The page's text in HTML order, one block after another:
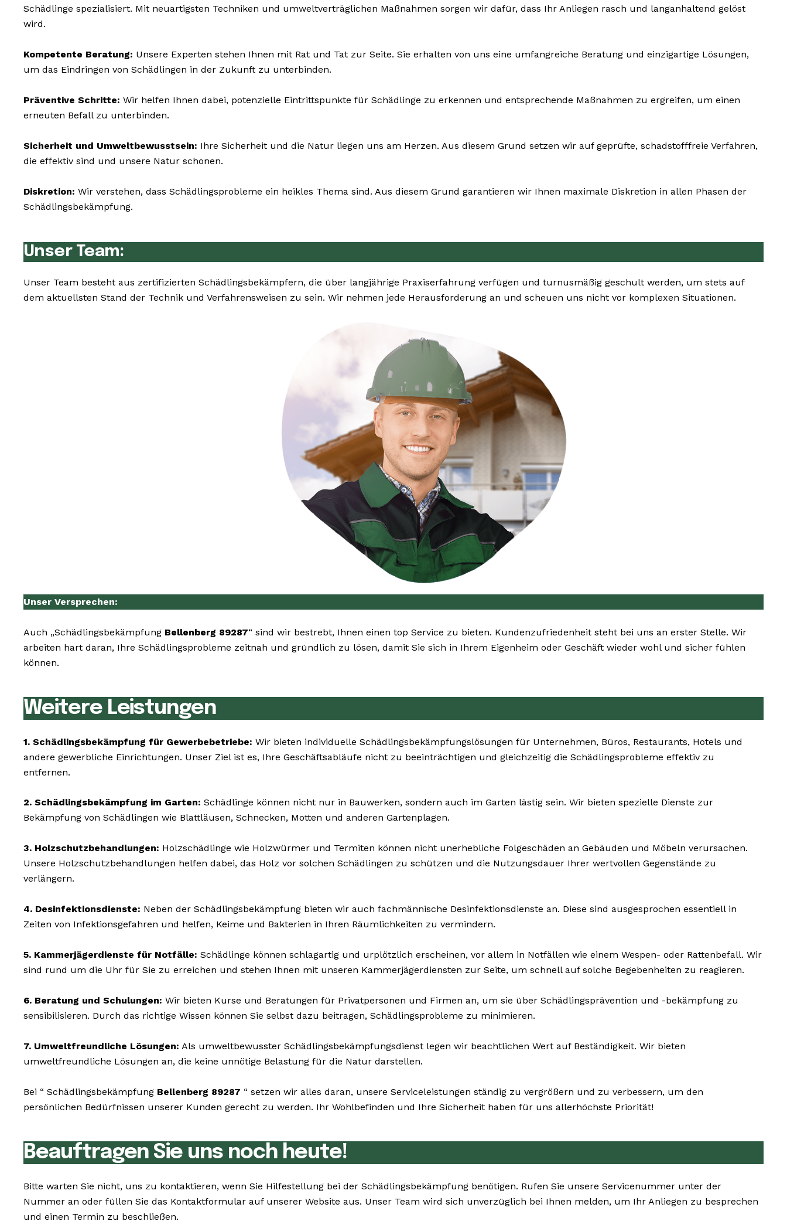
Schädlinge spezialisiert. Mit neuartigsten Techniken und umweltverträglichen Maßnahmen sorgen wir dafür, dass Ihr Anliegen rasch und langanhaltend gelöst
wird.
Kompetente Beratung: Unsere Experten stehen Ihnen mit Rat und Tat zur Seite. Sie erhalten von uns eine umfangreiche Beratung und einzigartige Lösungen,
um das Eindringen von Schädlingen in der Zukunft zu unterbinden.
Präventive Schritte: Wir helfen Ihnen dabei, potenzielle Eintrittspunkte für Schädlinge zu erkennen und entsprechende Maßnahmen zu ergreifen, um einen
erneuten Befall zu unterbinden.
Sicherheit und Umweltbewusstsein: Ihre Sicherheit und die Natur liegen uns am Herzen. Aus diesem Grund setzen wir auf geprüfte, schadstofffreie Verfahren,
die effektiv sind und unsere Natur schonen.
Diskretion: Wir verstehen, dass Schädlingsprobleme ein heikles Thema sind. Aus diesem Grund garantieren wir Ihnen maximale Diskretion in allen Phasen der
Schädlingsbekämpfung.
Unser Team:
Unser Team besteht aus zertifizierten Schädlingsbekämpfern, die über langjährige Praxiserfahrung verfügen und turnusmäßig geschult werden, um stets auf
dem aktuellsten Stand der Technik und Verfahrensweisen zu sein. Wir nehmen jede Herausforderung an und scheuen uns nicht vor komplexen Situationen.
Unser Versprechen:
Auch „Schädlingsbekämpfung Bellenberg 89287“ sind wir bestrebt, Ihnen einen top Service zu bieten. Kundenzufriedenheit steht bei uns an erster Stelle. Wir
arbeiten hart daran, Ihre Schädlingsprobleme zeitnah und gründlich zu lösen, damit Sie sich in Ihrem Eigenheim oder Geschäft wieder wohl und sicher fühlen
können.
Weitere Leistungen
1. Schädlingsbekämpfung für Gewerbebetriebe: Wir bieten individuelle Schädlingsbekämpfungslösungen für Unternehmen, Büros, Restaurants, Hotels und
andere gewerbliche Einrichtungen. Unser Ziel ist es, Ihre Geschäftsabläufe nicht zu beeinträchtigen und gleichzeitig die Schädlingsprobleme effektiv zu
entfernen.
2. Schädlingsbekämpfung im Garten: Schädlinge können nicht nur in Bauwerken, sondern auch im Garten lästig sein. Wir bieten spezielle Dienste zur
Bekämpfung von Schädlingen wie Blattläusen, Schnecken, Motten und anderen Gartenplagen.
3. Holzschutzbehandlungen: Holzschädlinge wie Holzwürmer und Termiten können nicht unerhebliche Folgeschäden an Gebäuden und Möbeln verursachen.
Unsere Holzschutzbehandlungen helfen dabei, das Holz vor solchen Schädlingen zu schützen und die Nutzungsdauer Ihrer wertvollen Gegenstände zu
verlängern.
4. Desinfektionsdienste: Neben der Schädlingsbekämpfung bieten wir auch fachmännische Desinfektionsdienste an. Diese sind ausgesprochen essentiell in
Zeiten von Infektionsgefahren und helfen, Keime und Bakterien in Ihren Räumlichkeiten zu vermindern.
5. Kammerjägerdienste für Notfälle: Schädlinge können schlagartig und urplötzlich erscheinen, vor allem in Notfällen wie einem Wespen- oder Rattenbefall. Wir
sind rund um die Uhr für Sie zu erreichen und stehen Ihnen mit unseren Kammerjägerdiensten zur Seite, um schnell auf solche Begebenheiten zu reagieren.
6. Beratung und Schulungen: Wir bieten Kurse und Beratungen für Privatpersonen und Firmen an, um sie über Schädlingsprävention und -bekämpfung zu
sensibilisieren. Durch das richtige Wissen können Sie selbst dazu beitragen, Schädlingsprobleme zu minimieren.
7. Umweltfreundliche Lösungen: Als umweltbewusster Schädlingsbekämpfungsdienst legen wir beachtlichen Wert auf Beständigkeit. Wir bieten
umweltfreundliche Lösungen an, die keine unnötige Belastung für die Natur darstellen.
Bei “ Schädlingsbekämpfung Bellenberg 89287 “ setzen wir alles daran, unsere Serviceleistungen ständig zu vergrößern und zu verbessern, um den
persönlichen Bedürfnissen unserer Kunden gerecht zu werden. Ihr Wohlbefinden und Ihre Sicherheit haben für uns allerhöchste Priorität!
Beauftragen Sie uns noch heute!
Bitte warten Sie nicht, uns zu kontaktieren, wenn Sie Hilfestellung bei der Schädlingsbekämpfung benötigen. Rufen Sie unsere Servicenummer unter der
Nummer an oder füllen Sie das Kontaktformular auf unserer Website aus. Unser Team wird sich unverzüglich bei Ihnen melden, um Ihr Anliegen zu besprechen
und einen Termin zu beschließen.